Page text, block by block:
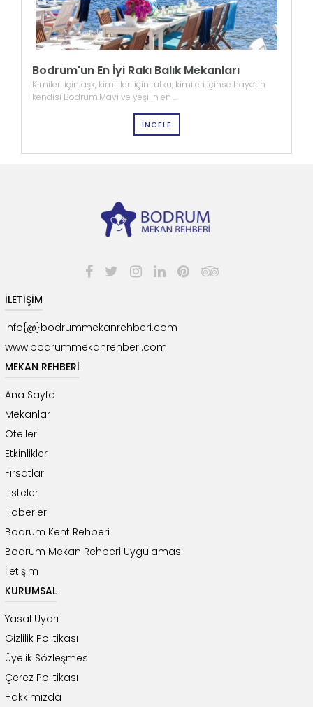
Bodrum'un En İyi Rakı Balık Mekanları
Kimileri için aşk, kimilileri için tutku, kimileri içinse hayatın
kendisi Bodrum.Mavi ve yeşilin en ...
İNCELE
İLETİŞİM
info{@}bodrummekanrehberi.com
www.bodrummekanrehberi.com
MEKAN REHBERİ
Ana Sayfa
Mekanlar
Oteller
Etkinlikler
Fırsatlar
Listeler
Haberler
Bodrum Kent Rehberi
Bodrum Mekan Rehberi Uygulaması
İletişim
KURUMSAL
Yasal Uyarı
Gizlilik Politikası
Üyelik Sözleşmesi
Çerez Politikası
Hakkımızda